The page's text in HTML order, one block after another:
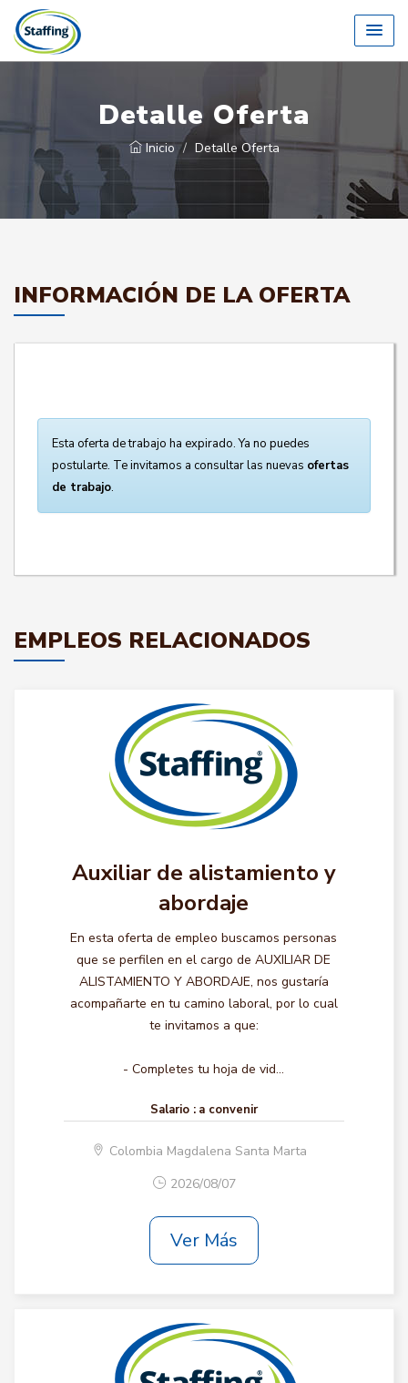
Detalle Oferta
Inicio Detalle Oferta
INFORMACIÓN DE LA OFERTA
Esta oferta de trabajo ha expirado. Ya no puedes
postularte. Te invitamos a consultar las nuevas ofertas
de trabajo.
EMPLEOS RELACIONADOS
Auxiliar de alistamiento y
abordaje
En esta oferta de empleo buscamos personas
que se perfilen en el cargo de AUXILIAR DE
ALISTAMIENTO Y ABORDAJE, nos gustaría
acompañarte en tu camino laboral, por lo cual
te invitamos a que:
- Completes tu hoja de vid...
Salario : a convenir
Colombia Magdalena Santa Marta
2026/08/07
Ver Más